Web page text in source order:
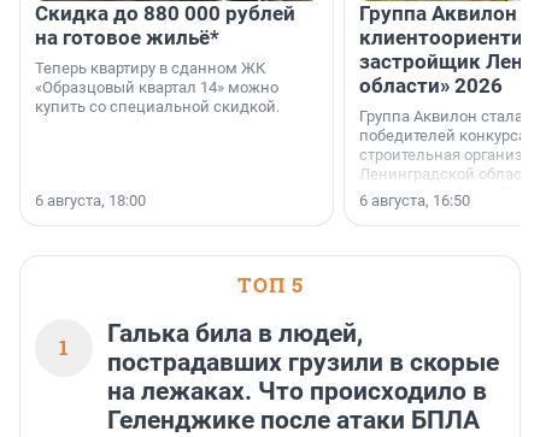
Скидка до 880 000 рублей
на готовое жильё*
Теперь квартиру в сданном ЖК
«Образцовый квартал 14» можно
купить со специальной скидкой.
6 августа, 18:00
Группа Аквилон
застройщик
области» 2026
Группа Аквилон стала
победителей конкурса
строительная
Ленинградской области
номинации «Самый
застройщик
области».
6 августа, 16:50
ТОП 5
1
Галька била в людей,
пострадавших грузили в скорые
на лежаках. Что происходило в
Геленджике после атаки БПЛА